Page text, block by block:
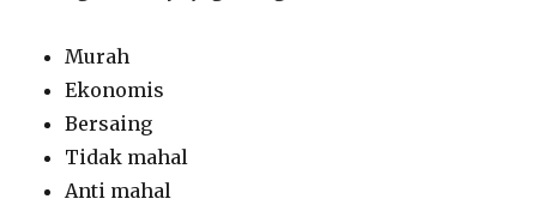
Murah
Ekonomis
Bersaing
Tidak mahal
Anti mahal